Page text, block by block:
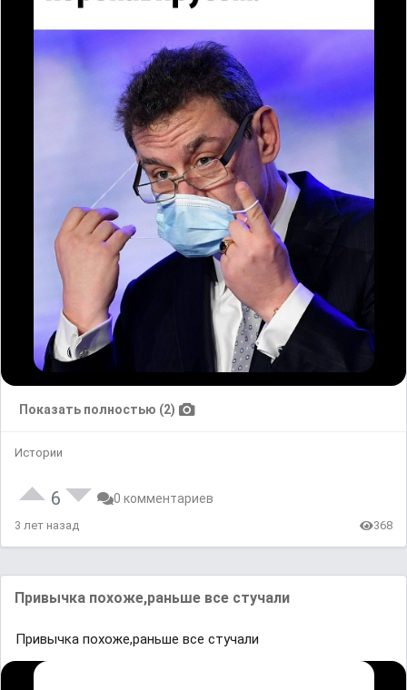
Показать полностью (2)
Истории
6 0 комментариев
3 лет назад 368
Привычка похоже,раньше все стучали
Привычка похоже,раньше все стучали